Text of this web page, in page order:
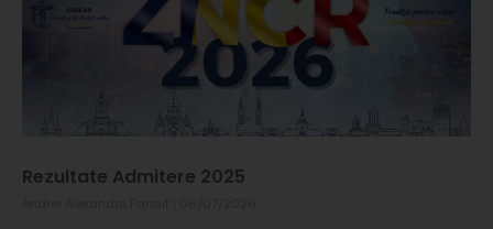
Rezultate Admitere 2025